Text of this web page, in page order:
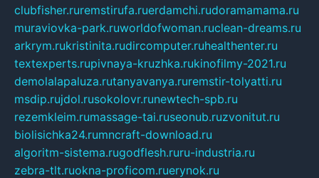
clubfisher.ruremstirufa.ruerdamchi.rudoramamama.ru
muraviovka-park.ruworldofwoman.ruclean-dreams.ru
arkrym.rukristinita.rudircomputer.ruhealthenter.ru
textexperts.rupivnaya-kruzhka.rukinofilmy-2021.ru
demolalapaluza.rutanyavanya.ruremstir-tolyatti.ru
msdip.rujdol.rusokolovr.runewtech-spb.ru
rezemkleim.rumassage-tai.ruseonub.ruzvonitut.ru
biolisichka24.rumncraft-download.ru
algoritm-sistema.rugodflesh.ruru-industria.ru
zebra-tlt.ruokna-proficom.ruerynok.ru